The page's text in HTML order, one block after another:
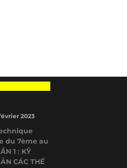
2023
du 7ème au
1 : KỸ
CÁC THẾ